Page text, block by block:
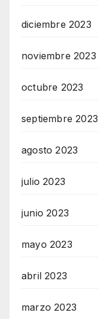
diciembre 2023
noviembre 2023
octubre 2023
septiembre 2023
agosto 2023
julio 2023
junio 2023
mayo 2023
abril 2023
marzo 2023